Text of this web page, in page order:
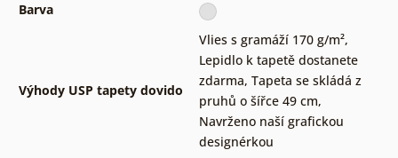
Barva
Výhody USP tapety dovido
Vlies s gramáží 170 g/m²,
Lepidlo k tapetě dostanete
zdarma, Tapeta se skládá z
pruhů o šířce 49 cm,
Navrženo naší grafickou
designérkou